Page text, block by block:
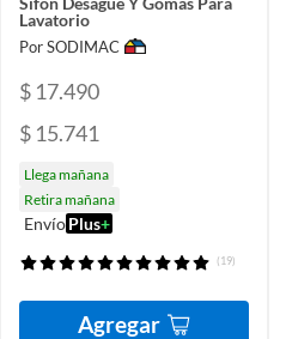
Lavatorio
Por SODIMAC
$ 17.490
$ 15.741
Llega mañana
Retira mañana
EnvíoPlus+
(19)
Agregar